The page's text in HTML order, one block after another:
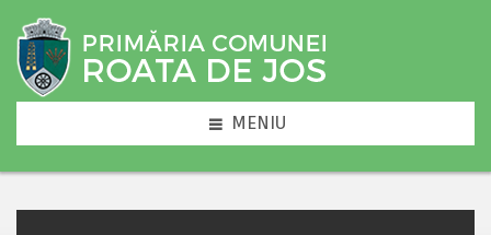
MENIU